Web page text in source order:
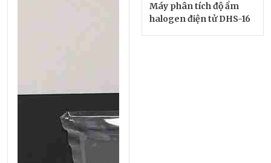
Máy phân tích độ ẩm
halogen điện tử DHS-16